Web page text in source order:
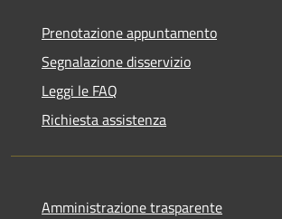
Prenotazione appuntamento
Segnalazione disservizio
Leggi le FAQ
Richiesta assistenza
Amministrazione trasparente